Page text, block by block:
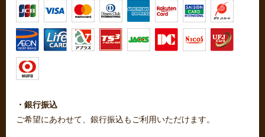
・銀行振込
ご希望にあわせて、銀行振込もご利用いただけます。